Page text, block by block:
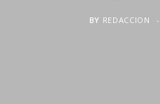
BY REDACCION